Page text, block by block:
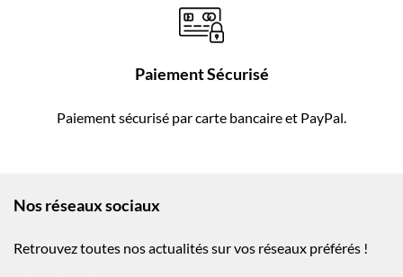
Paiement Sécurisé
Paiement sécurisé par carte bancaire et PayPal.
Nos réseaux sociaux
Retrouvez toutes nos actualités sur vos réseaux préférés !